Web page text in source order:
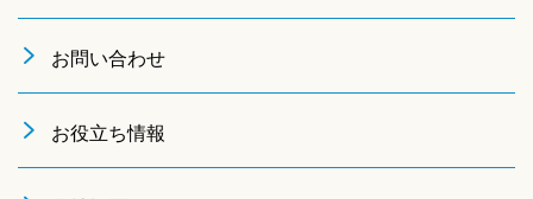
お問い合わせ
お役立ち情報